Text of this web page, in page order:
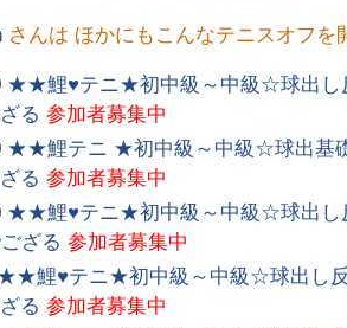
さんは ほかにもこんなテニスオフを
★★鯉♥テニ★初中級～中級☆球出し
る 参加者募集中
★★鯉テニ ★初中級～中級☆球出基
る 参加者募集中
★★鯉♥テニ★初中級～中級☆球出し
ざる 参加者募集中
鯉♥テニ★初中級～中級☆球出し
る 参加者募集中